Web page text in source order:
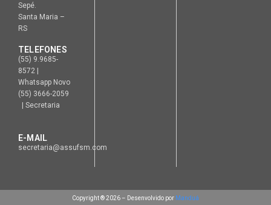
Sepé.
Santa Maria –
RS
TELEFONES
(55) 9.9685-
8572 |
Whatsapp Novo
(55) 3666-2059
| Secretaria
E-MAIL
secretaria@assufsm.com
Copyright ® 2026 – Desenvolvido por Manduá